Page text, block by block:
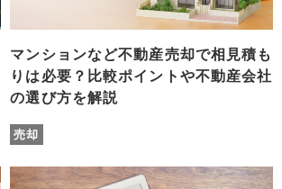
マンションなど不動産売却で相見積も
りは必要？比較ポイントや不動産会社
の選び方を解説
売却